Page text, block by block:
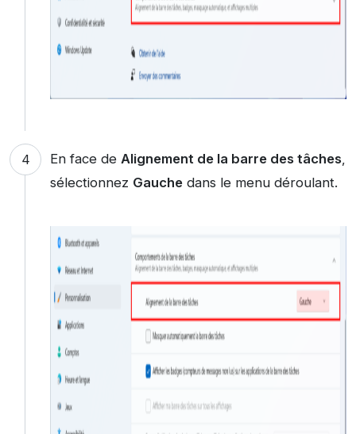
En face de Alignement de la barre des tâches,
sélectionnez Gauchedans le menu déroulant.